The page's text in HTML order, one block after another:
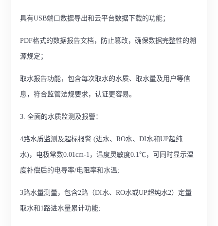
具有USB端口数据导出和云平台数据下载的功能；
PDF格式的数据报告文档，防止篡改，确保数据完整性的溯
源规定；
取水报告功能，包含每次取水的水质、取水量及用户等信
息，符合监管法规要求，认证更容易。
3. 全面的水质监测及报警：
4路水质监测及超标报警 (进水、RO水、DI水和UP超纯
水)，电极常数0.01cm-1，温度灵敏度0.1℃，可同时显示温
度补偿后的电导率/电阻率和水温;
3路水量测量，包含2路（DI水、RO水或UP超纯水2）定量
取水和1路进水量累计功能;